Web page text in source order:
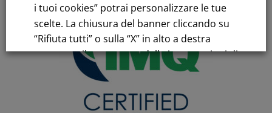
i tuoi cookies” potrai personalizzare le tue
scelte. La chiusura del banner cliccando su
“Rifiuta tutti” o sulla “X” in alto a destra
comporta il permanere delle impostazioni di
default e la continuazione della navigazione
in assenza di cookie o altri strumenti di
tracciamento diversi da quelli tecnici.